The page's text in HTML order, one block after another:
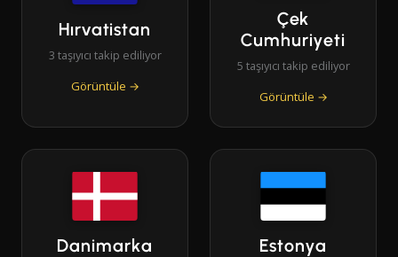
Hırvatistan
3 taşıyıcı takip ediliyor
Görüntüle →
Çek
Cumhuriyeti
5 taşıyıcı takip ediliyor
Görüntüle →
Danimarka Estonya